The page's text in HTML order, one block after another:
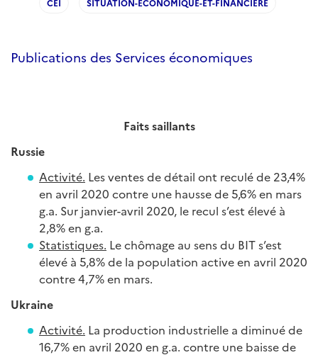
CEI SITUATION-ECONOMIQUE-ET-FINANCIERE
Publications des Services économiques
Faits saillants
Russie
Activité. Les ventes de détail ont reculé de 23,4%
en avril 2020 contre une hausse de 5,6% en mars
g.a. Sur janvier-avril 2020, le recul s’est élevé à
2,8% en g.a.
Statistiques. Le chômage au sens du BIT s’est
élevé à 5,8% de la population active en avril 2020
contre 4,7% en mars.
Ukraine
Activité. La production industrielle a diminué de
16,7% en avril 2020 en g.a. contre une baisse de